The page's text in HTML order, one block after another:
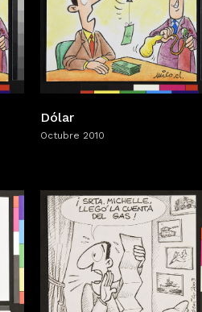
Dólar
Octubre 2010